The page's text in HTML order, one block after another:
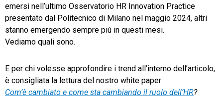
emersi nell’ultimo Osservatorio HR Innovation Practice
presentato dal Politecnico di Milano nel maggio 2024, altri
stanno emergendo sempre più in questi mesi.
Vediamo quali sono.
E per chi volesse approfondire i trend all’interno dell’articolo,
è consigliata la lettura del nostro white paper
Com’è cambiato e come sta cambiando il ruolo dell’HR?